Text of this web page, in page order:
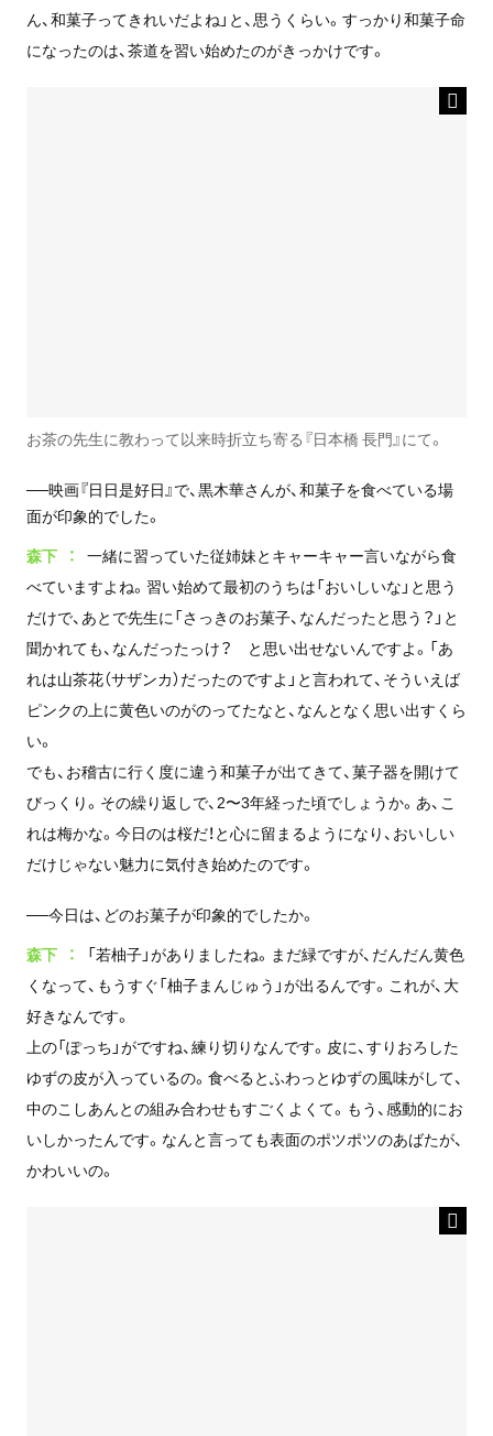
ん、和菓子ってきれいだよね」と、思うくらい。すっかり和菓子命
になったのは、茶道を習い始めたのがきっかけです。
お茶の先生に教わって以来時折立ち寄る『日本橋 長門』にて。
──映画『日日是好日』で、黒木華さんが、和菓子を食べている場
面が印象的でした。
森下
一緒に習っていた従姉妹とキャーキャー言いながら食
べていますよね。習い始めて最初のうちは「おいしいな」と思う
だけで、あとで先生に「さっきのお菓子、なんだったと思う？」と
聞かれても、なんだったっけ？ と思い出せないんですよ。「あ
れは山茶花（サザンカ）だったのですよ」と言われて、そういえば
ピンクの上に黄色いのがのってたなと、なんとなく思い出すくら
い。
でも、お稽古に行く度に違う和菓子が出てきて、菓子器を開けて
びっくり。その繰り返しで、2〜3年経った頃でしょうか。あ、こ
れは梅かな。今日のは桜だ！と心に留まるようになり、おいしい
だけじゃない魅力に気付き始めたのです。
──今日は、どのお菓子が印象的でしたか。
森下
「若柚子」がありましたね。まだ緑ですが、だんだん黄色
くなって、もうすぐ「柚子まんじゅう」が出るんです。これが、大
好きなんです。
上の「ぽっち」がですね、練り切りなんです。皮に、すりおろした
ゆずの皮が入っているの。食べるとふわっとゆずの風味がして、
中のこしあんとの組み合わせもすごくよくて。もう、感動的にお
いしかったんです。なんと言っても表面のポツポツのあばたが、
かわいいの。